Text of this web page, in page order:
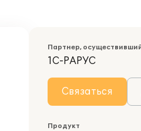
Партнер,
1С-РАРУС
Связаться
Продукт